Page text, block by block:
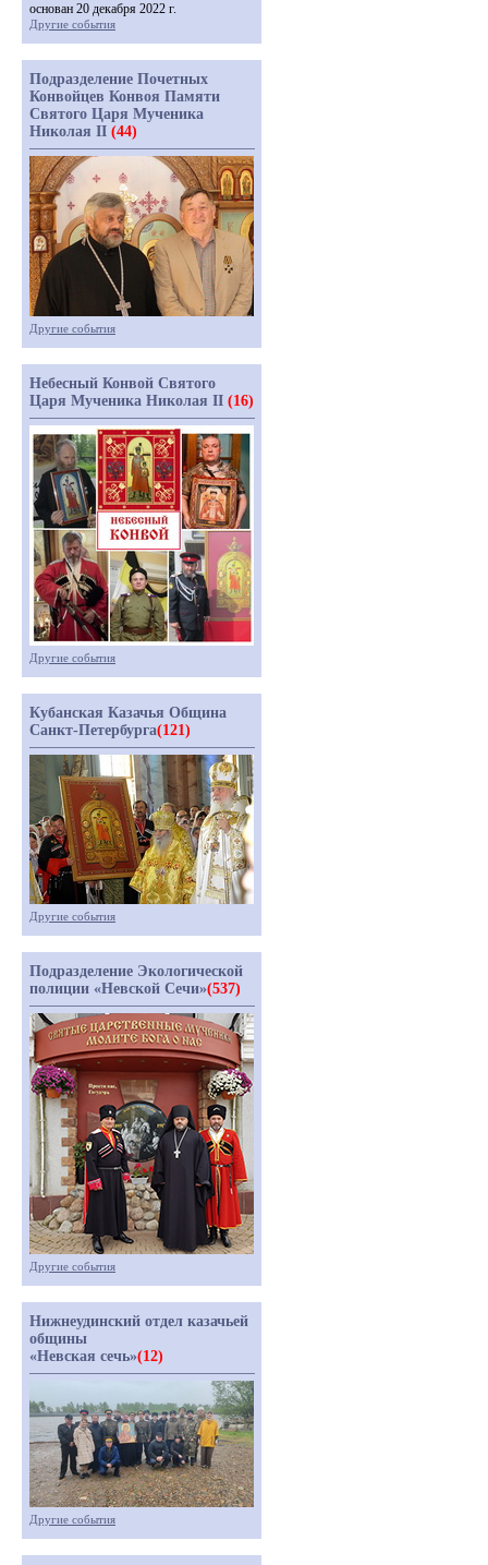
основан 20 декабря 2022 г.
Другие события
Подразделение Почетных
Конвойцев Конвоя Памяти
Святого Царя Мученика
Николая II (44)
Другие события
Небесный Конвой Святого
Царя Мученика Николая II (16)
Другие события
Кубанская Казачья Община
Санкт-Петербурга(121)
Другие события
Подразделение Экологической
полиции «Невской Сечи»(537)
Другие события
Нижнеудинский отдел казачьей
общины
«Невская сечь»(12)
Другие события